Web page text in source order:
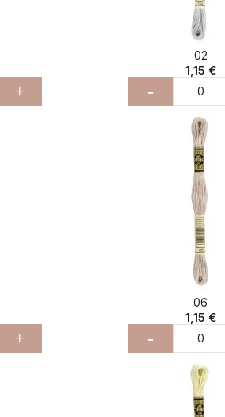
+
02
1,15 €
-
+
06
1,15 €
-